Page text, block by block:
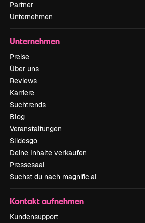
Partner
Unternehmen
Unternehmen
Preise
Über uns
Reviews
Karriere
Suchtrends
Blog
Veranstaltungen
Slidesgo
Deine Inhalte verkaufen
Pressesaal
Suchst du nach magnific.ai
Kontakt aufnehmen
Kundensupport